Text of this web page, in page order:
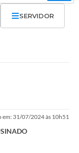
SERVIDOR
em: 31/07/2024 às 10h51